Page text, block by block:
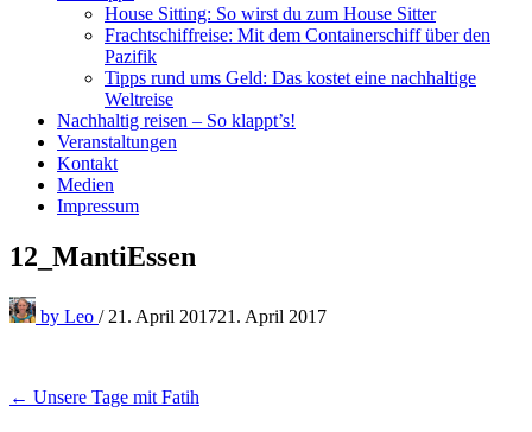
House Sitting: So wirst du zum House Sitter
Frachtschiffreise: Mit dem Containerschiff über den
Pazifik
Tipps rund ums Geld: Das kostet eine nachhaltige
Weltreise
Nachhaltig reisen – So klappt’s!
Veranstaltungen
Kontakt
Medien
Impressum
12_MantiEssen
by Leo / 21. April 201721. April 2017
Beitragsnavigation
← Unsere Tage mit Fatih